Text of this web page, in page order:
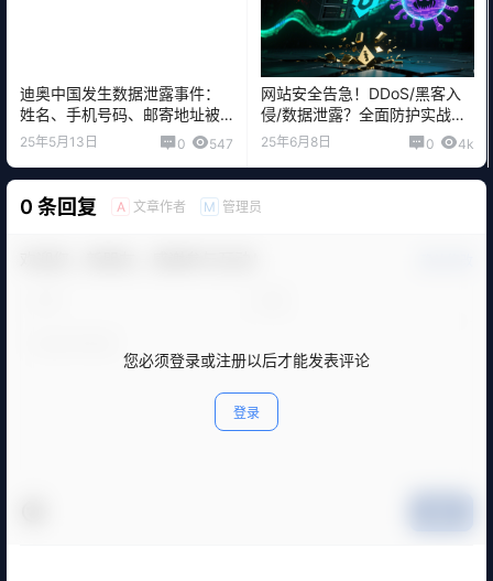
迪奥中国发生数据泄露事件：
姓名、手机号码、邮寄地址被
泄露
25年5月13日 0 547
网站安全告急！DDoS/黑客入
侵/数据泄露？全面防护实战手
册
25年6月8日 0 4k
0 条回复 A 文章作者 M 管理员
您必须登录或注册以后才能发表评论
登录